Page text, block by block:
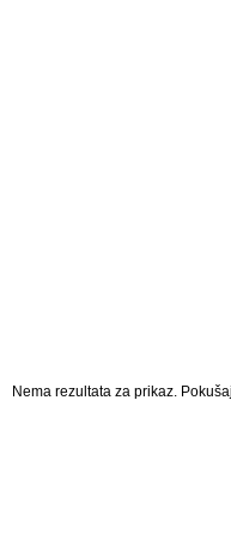
Nema rezultata za prikaz.